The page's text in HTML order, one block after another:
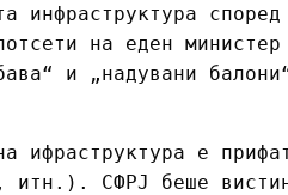
инфраструктура според
на еден
и „надувани
ифраструктура е
итн.). СФРЈ беше